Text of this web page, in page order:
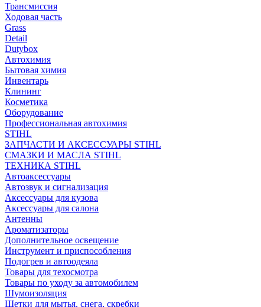
Трансмиссия
Ходовая часть
Grass
Detail
Dutybox
Автохимия
Бытовая химия
Инвентарь
Клининг
Косметика
Оборудование
Профессиональная автохимия
STIHL
ЗАПЧАСТИ И АКСЕССУАРЫ STIHL
СМАЗКИ И МАСЛА STIHL
ТЕХНИКА STIHL
Автоаксессуары
Автозвук и сигнализация
Аксессуары для кузова
Аксессуары для салона
Антенны
Ароматизаторы
Дополнительное освещение
Инструмент и приспособления
Подогрев и автоодеяла
Товары для техосмотра
Товары по уходу за автомобилем
Шумоизоляция
Щетки для мытья, снега, скребки